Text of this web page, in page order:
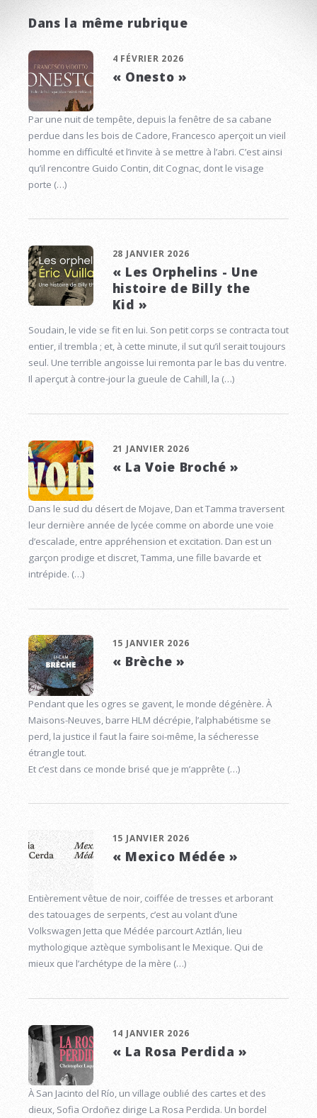
Dans la même rubrique
4 FÉVRIER 2026
« Onesto »
Par une nuit de tempête, depuis la fenêtre de sa cabane
perdue dans les bois de Cadore, Francesco aperçoit un vieil
homme en difficulté et l’invite à se mettre à l’abri. C’est ainsi
qu’il rencontre Guido Contin, dit Cognac, dont le visage
porte (…)
28 JANVIER 2026
« Les Orphelins - Une
histoire de Billy the
Kid »
Soudain, le vide se fit en lui. Son petit corps se contracta tout
entier, il trembla ; et, à cette minute, il sut qu’il serait toujours
seul. Une terrible angoisse lui remonta par le bas du ventre.
Il aperçut à contre-jour la gueule de Cahill, la (…)
21 JANVIER 2026
« La Voie Broché »
Dans le sud du désert de Mojave, Dan et Tamma traversent
leur dernière année de lycée comme on aborde une voie
d’escalade, entre appréhension et excitation. Dan est un
garçon prodige et discret, Tamma, une fille bavarde et
intrépide. (…)
15 JANVIER 2026
« Brèche »
Pendant que les ogres se gavent, le monde dégénère. À
Maisons-Neuves, barre HLM décrépie, l’alphabétisme se
perd, la justice il faut la faire soi-même, la sécheresse
étrangle tout.
Et c’est dans ce monde brisé que je m’apprête (…)
15 JANVIER 2026
« Mexico Médée »
Entièrement vêtue de noir, coiffée de tresses et arborant
des tatouages de serpents, c’est au volant d’une
Volkswagen Jetta que Médée parcourt Aztlán, lieu
mythologique aztèque symbolisant le Mexique. Qui de
mieux que l’archétype de la mère (…)
14 JANVIER 2026
« La Rosa Perdida »
À San Jacinto del Río, un village oublié des cartes et des
dieux, Sofia Ordoñez dirige La Rosa Perdida. Un bordel